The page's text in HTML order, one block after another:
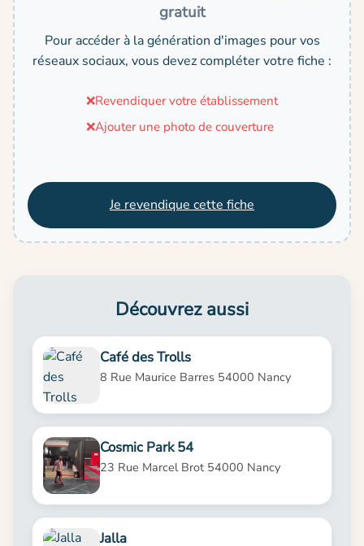
gratuit
Pour accéder à la génération d'images pour vos
réseaux sociaux, vous devez compléter votre fiche :
❌Revendiquer votre établissement
❌Ajouter une photo de couverture
Je revendique cette fiche
Découvrez aussi
Café des Trolls
8 Rue Maurice Barres 54000 Nancy
Cosmic Park 54
23 Rue Marcel Brot 54000 Nancy
Jalla